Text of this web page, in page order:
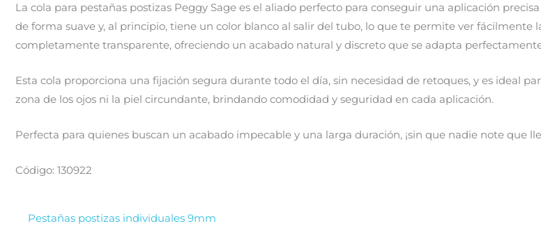
La cola para pestañas postizas Peggy Sage es el aliado perfecto para conseguir una aplicación
de forma suave y, al principio, tiene un color blanco al salir del tubo, lo que te permite ver fácilmente
completamente transparente, ofreciendo un acabado natural y discreto que se adapta
Esta cola proporciona una fijación segura durante todo el día, sin necesidad de retoques, y es ideal
zona de los ojos ni la piel circundante, brindando comodidad y seguridad en cada aplicación.
Perfecta para quienes buscan un acabado impecable y una larga duración, ¡sin que nadie note que
Código: 130922
Pestañas postizas individuales 9mm